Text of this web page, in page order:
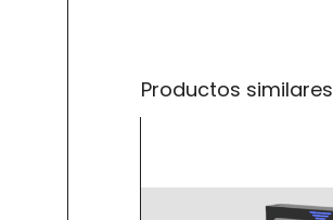
Productos similares